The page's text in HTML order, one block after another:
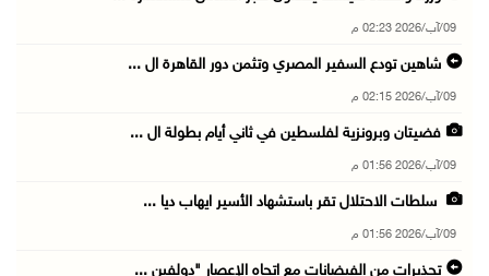
09/آب/2026 02:23 م
شاهين تودع السفير المصري وتثمن دور القاهرة ال ...
09/آب/2026 02:15 م
فضيتان وبرونزية لفلسطين في ثاني أيام بطولة ال ...
09/آب/2026 01:56 م
سلطات الاحتلال تقر باستشهاد الأسير ايهاب ديا ...
09/آب/2026 01:56 م
تحذيرات من الفيضانات مع اتجاه الإعصار "دولفين ...